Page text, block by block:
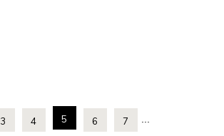
3 4 5 6 7